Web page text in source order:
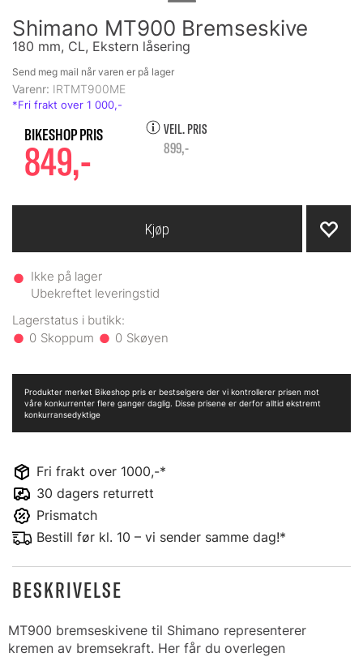
Shimano MT900 Bremseskive
180 mm, CL, Ekstern låsering
Varenr: IRTMT900ME
849,-
VEIL. PRIS
899,-
Ikke på lager
Ubekreftet leveringstid
0 0
Kjøp
Fri frakt over 1000,-*
30 dagers returrett
Prismatch
Bestill før kl. 10 – vi sender samme dag!*
Send meg mail når varen er på lager
Produkter merket Bikeshop pris er bestselgere der vi kontrollerer prisen mot
våre konkurrenter flere ganger daglig. Disse prisene er derfor alltid ekstremt
konkurransedyktige
BESKRIVELSE
MT900 bremseskivene til Shimano representerer
kremen av bremsekraft. Her får du overlegen